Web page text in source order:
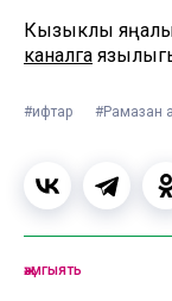
Кызыклы
каналга
#ифтар #Рамазан
җәмгыять